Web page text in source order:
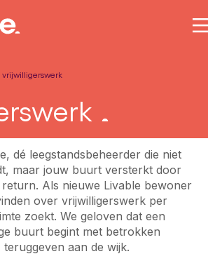
vrijwilligerswerk
dé leegstandsbeheerder die niet
maar jouw buurt versterkt door
return. Als nieuwe Livable bewoner
over vrijwilligerswerk per
zoekt. We geloven dat een
buurt begint met betrokken
aan de wijk.